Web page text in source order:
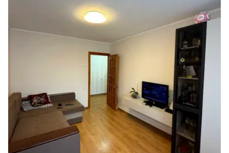
залізничного вокзалу. Документи готові до переоформлення.
Ціна: 65 000 $ Без комісії для покупця!